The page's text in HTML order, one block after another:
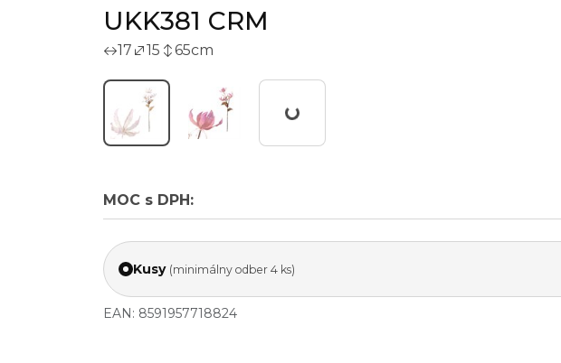
UKK381 CRM
17 15 65cm
Working...
MOC s DPH:
Kusy (minimálny odber 4 ks)
EAN: 8591957718824